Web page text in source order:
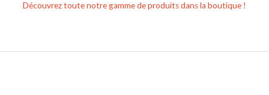
Découvrez toute notre gamme de produits dans la boutique !